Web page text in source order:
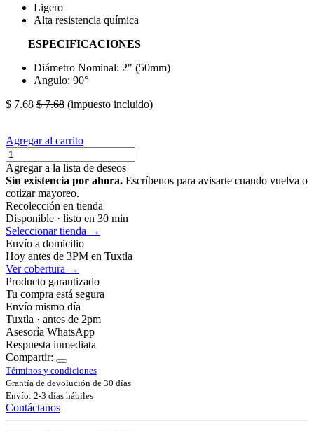
Ligero
Alta resistencia química
ESPECIFICACIONES
Diámetro Nominal: 2" (50mm)
Angulo: 90°
$ 7.68 $7.68 (impuesto incluido)
Agregar al carrito
Agregar a la lista de deseos
Sin existencia por ahora. Escríbenos para avisarte cuando vuelva o
cotizar mayoreo.
Recolección en tienda
Disponible · listo en 30 min
Seleccionar tienda →
Envío a domicilio
Hoy antes de 3PM en Tuxtla
Ver cobertura →
Producto garantizado
Tu compra está segura
Envío mismo día
Tuxtla · antes de 2pm
Asesoría WhatsApp
Respuesta inmediata
Compartir:
Términos y condiciones
Grantía de devolución de 30 días
Envío: 2-3 días hábiles
Contáctanos